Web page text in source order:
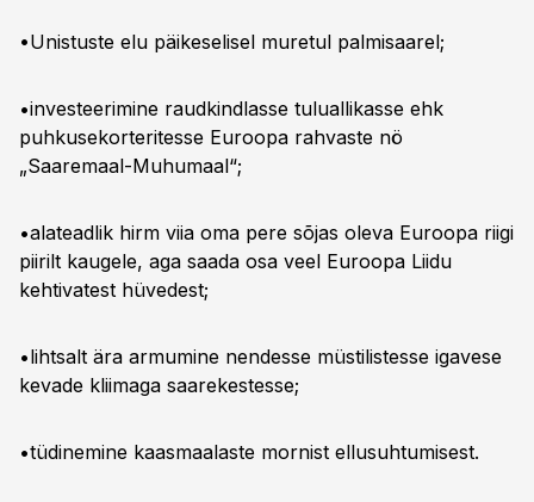
•Unistuste elu päikeselisel muretul palmisaarel;
•investeerimine raudkindlasse tuluallikasse ehk
puhkusekorteritesse Euroopa rahvaste nö
„Saaremaal-Muhumaal“;
•alateadlik hirm viia oma pere sõjas oleva Euroopa riigi
piirilt kaugele, aga saada osa veel Euroopa Liidu
kehtivatest hüvedest;
•lihtsalt ära armumine nendesse müstilistesse igavese
kevade kliimaga saarekestesse;
•tüdinemine kaasmaalaste mornist ellusuhtumisest.